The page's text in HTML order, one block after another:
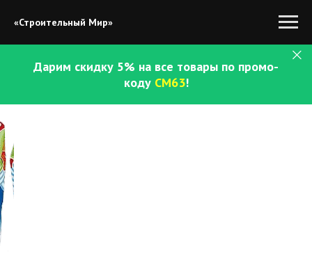
«Строительный Мир»
Дарим скидку 5% на все товары по промо-
коду СМ63!